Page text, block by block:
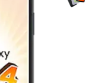
Agrandir